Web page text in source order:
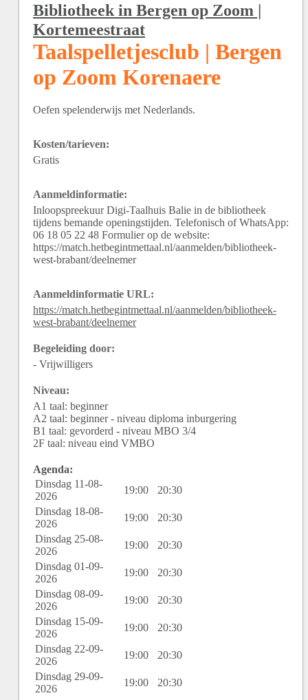
Bibliotheek in Bergen op Zoom |
Kortemeestraat
Taalspelletjesclub | Bergen
op Zoom Korenaere
Oefen spelenderwijs met Nederlands.
Kosten/tarieven:
Gratis
Aanmeldinformatie:
Inloopspreekuur Digi-Taalhuis Balie in de bibliotheek
tijdens bemande openingstijden. Telefonisch of WhatsApp:
06 18 05 22 48 Formulier op de website:
https://match.hetbegintmettaal.nl/aanmelden/bibliotheek-
west-brabant/deelnemer
Aanmeldinformatie URL:
https://match.hetbegintmettaal.nl/aanmelden/bibliotheek-
west-brabant/deelnemer
Begeleiding door:
- Vrijwilligers
Niveau:
A1 taal: beginner
A2 taal: beginner - niveau diploma inburgering
B1 taal: gevorderd - niveau MBO 3/4
2F taal: niveau eind VMBO
Agenda:
Dinsdag 11-08-
2026
19:00
20:30
Dinsdag 18-08-
2026
19:00
20:30
Dinsdag 25-08-
2026
19:00
20:30
Dinsdag 01-09-
2026
19:00
20:30
Dinsdag 08-09-
2026
19:00
20:30
Dinsdag 15-09-
2026
19:00
20:30
Dinsdag 22-09-
2026
19:00
20:30
Dinsdag 29-09-
2026
19:00
20:30